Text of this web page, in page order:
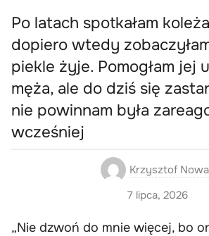
Po latach spotkałam
dopiero wtedy
piekle żyje. Pomogłam jej
męża, ale do dziś się
nie powinnam była
wcześniej
Krzysztof
7 lipca, 2026
„Nie dzwoń do mnie więcej, bo